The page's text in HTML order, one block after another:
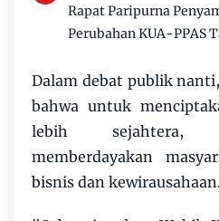
Rapat Paripurna
Perubahan KUA-PPAS
Dalam debat publik
bahwa untuk
lebih sejahtera,
memberdayakan
bisnis dan